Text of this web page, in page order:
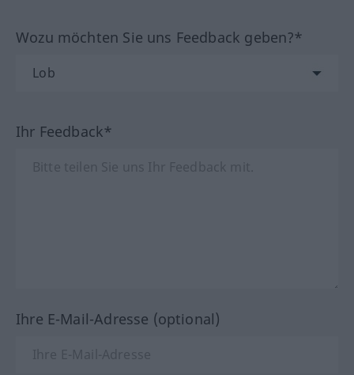
Wozu möchten Sie uns Feedback geben?*
Ihr Feedback*
Ihre E-Mail-Adresse (optional)